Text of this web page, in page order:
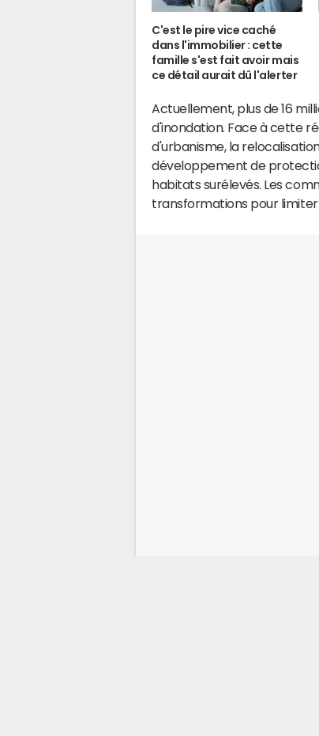
C'est le pire vice caché
dans l'immobilier : cette
famille s'est fait avoir mais
ce détail aurait dû l'alerter
Actuellement, plus de 16
d'inondation. Face à cette
d'urbanisme, la
développement de
habitats surélevés. Les
transformations pour limiter